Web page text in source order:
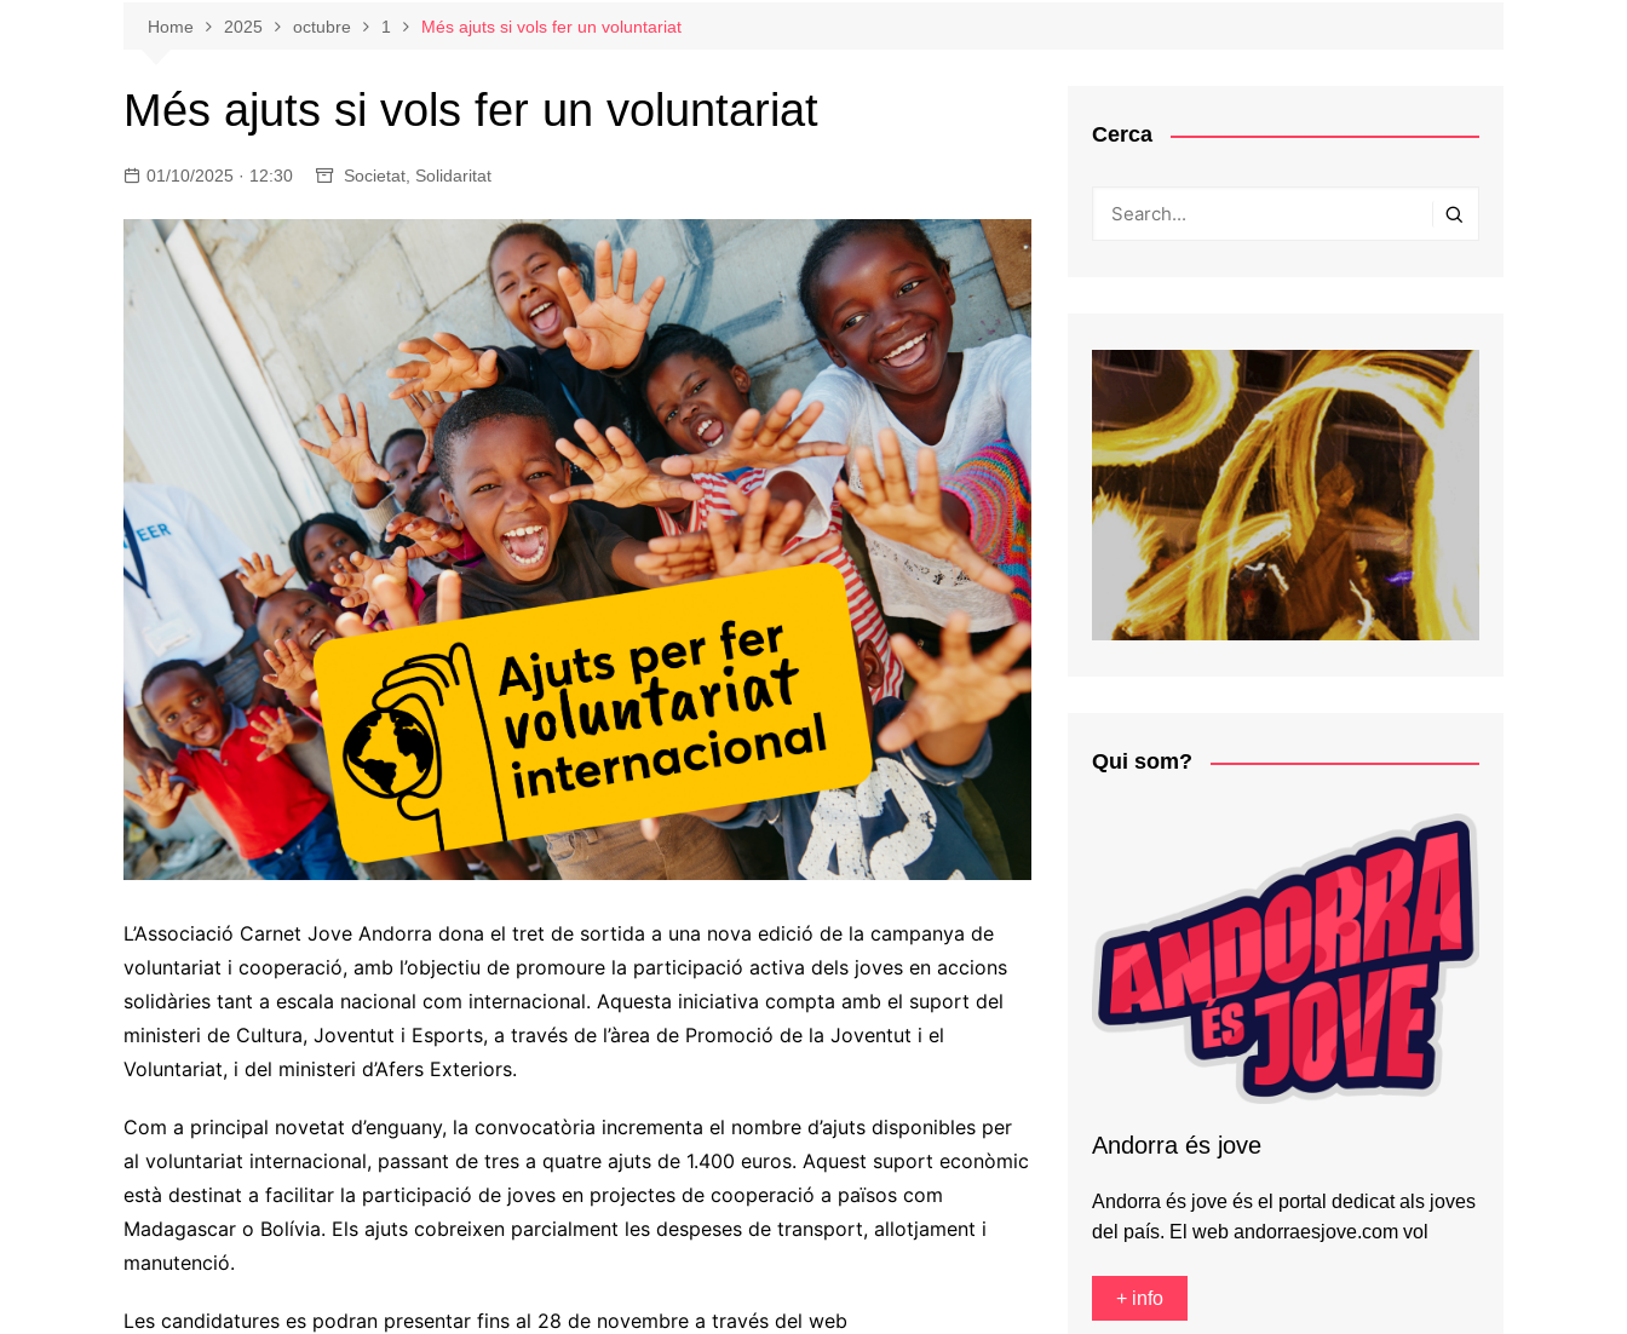
Oci
Entrevistes
Estudis
Tecnologia
Amor
Moda i tendències
Bases del concurs
Home 2025 octubre 1 Més ajuts si vols fer un voluntariat
Més ajuts si vols fer un voluntariat
01/10/2025 · 12:30 Societat Solidaritat
L’Associació Carnet Jove Andorra dona el tret de sortida a una nova edició de la campanya de
voluntariat i cooperació, amb l’objectiu de promoure la participació activa dels joves en accions
solidàries tant a escala nacional com internacional. Aquesta iniciativa compta amb el suport del
ministeri de Cultura, Joventut i Esports, a través de l’àrea de Promoció de la Joventut i el
Voluntariat, i del ministeri d’Afers Exteriors.
Com a principal novetat d’enguany, la convocatòria incrementa el nombre d’ajuts disponibles per
al voluntariat internacional, passant de tres a quatre ajuts de 1.400 euros. Aquest suport econòmic
està destinat a facilitar la participació de joves en projectes de cooperació a països com
Madagascar o Bolívia. Els ajuts cobreixen parcialment les despeses de transport, allotjament i
manutenció.
Les candidatures es podran presentar fins al 28 de novembre a través del web
Cerca
Qui som?
Andorra és jove
Andorra és jove és el portal dedicat als joves
del país. El web andorraesjove.com vol
+ info